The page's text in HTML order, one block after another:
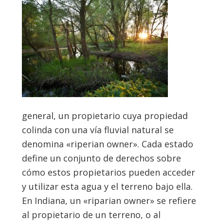
general, un propietario cuya propiedad
colinda con una vía fluvial natural se
denomina «riperian owner». Cada estado
define un conjunto de derechos sobre
cómo estos propietarios pueden acceder
y utilizar esta agua y el terreno bajo ella.
En Indiana, un «riparian owner» se refiere
al propietario de un terreno, o al